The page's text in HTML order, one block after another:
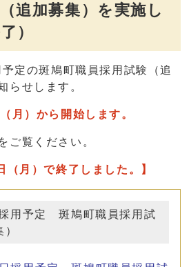
追加募集）を実施し
）
定の斑鳩町職員採用試験（追
らせします。
月）から開始します。
ご覧ください。
（月）で終了しました。】
用予定 斑鳩町職員採用試